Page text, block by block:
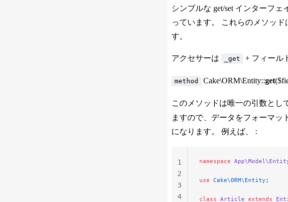
シンプルな get/set インターフ
っています。 これらのメソッ
す。
アクセサーは _get + フィール
method Cake\ORM\Entity::get
このメソッドは唯一の引数とし
ますので、データをフォーマッ
になります。 例えば、 :
namespace
use Cake\ORM\Entity ;
class Article extends
1
2
3
4